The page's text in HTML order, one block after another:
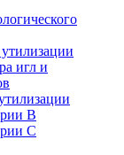
игл и
B
C